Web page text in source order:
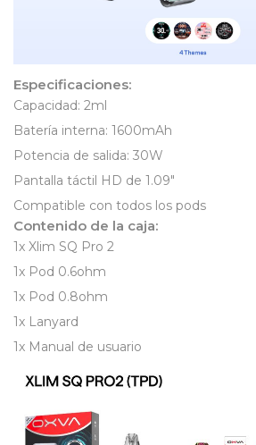
Especificaciones:
Capacidad: 2ml
Batería interna: 1600mAh
Potencia de salida: 30W
Pantalla táctil HD de 1.09″
Compatible con todos los pods
Contenido de la caja:
1x Xlim SQ Pro 2
1x Pod 0.6ohm
1x Pod 0.8ohm
1x Lanyard
1x Manual de usuario